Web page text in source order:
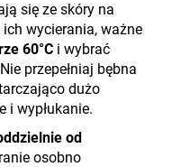
się ze skóry na
wycierania, ważne
60°C i wybrać
przepełniaj bębna
dużo
i wypłukanie.
od
osobno